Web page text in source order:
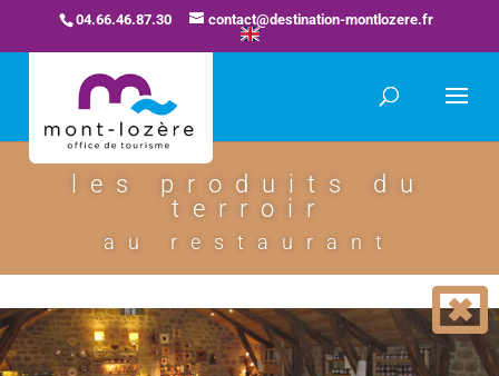
04.66.46.87.30 contact@destination-montlozere.fr
les produits du
terroir
au restaurant